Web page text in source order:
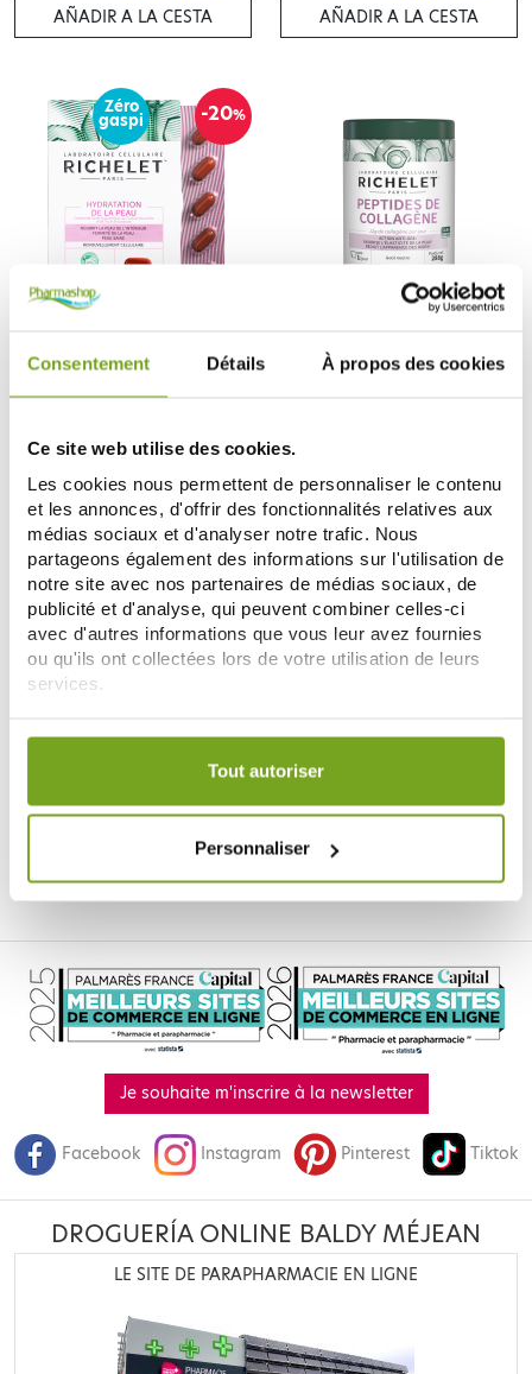
Consentement Détails À propos des cookies
Ce site web utilise des cookies.
Les cookies nous permettent de personnaliser le contenu
et les annonces, d'offrir des fonctionnalités relatives aux
médias sociaux et d'analyser notre trafic. Nous
partageons également des informations sur l'utilisation de
notre site avec nos partenaires de médias sociaux, de
publicité et d'analyse, qui peuvent combiner celles-ci
avec d'autres informations que vous leur avez fournies
ou qu'ils ont collectées lors de votre utilisation de leurs
services.
Votre choix de consentement est conservé pendant une
Tout autoriser
Personnaliser
AÑADIR A LA CESTA AÑADIR A LA CESTA
-20%
Zéro
gaspi
RICHELET HYDRATATION DE LA
PEAU 60 CAPSULES
31,92 €
AÑADIR A LA CESTA
RICHELET PEPTIDES DE
COLLAGÈNE GOUT NEUTRE 288G
-15%
RICHELET RÉGÉNÉRATION DE LA
25,66 €
Je souhaite m'inscrire à la newsletter
Facebook Instagram Pinterest Tiktok
DROGUERÍA ONLINE BALDY MÉJEAN
LE SITE DE PARAPHARMACIE EN LIGNE